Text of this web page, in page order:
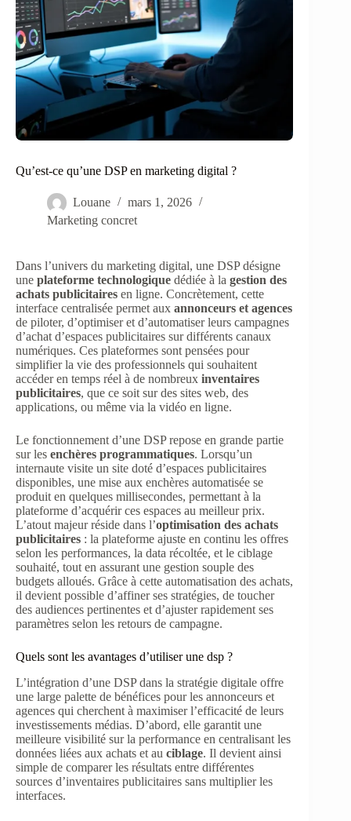
Qu’est-ce qu’une DSP en marketing digital ?
Louane
mars 1, 2026
Marketing concret
Dans l’univers du marketing digital, une DSP désigne
une plateforme technologique dédiée à la gestion des
achats publicitaires en ligne. Concrètement, cette
interface centralisée permet aux annonceurs et agences
de piloter, d’optimiser et d’automatiser leurs campagnes
d’achat d’espaces publicitaires sur différents canaux
numériques. Ces plateformes sont pensées pour
simplifier la vie des professionnels qui souhaitent
accéder en temps réel à de nombreux inventaires
publicitaires, que ce soit sur des sites web, des
applications, ou même via la vidéo en ligne.
Le fonctionnement d’une DSP repose en grande partie
sur les enchères programmatiques. Lorsqu’un
internaute visite un site doté d’espaces publicitaires
disponibles, une mise aux enchères automatisée se
produit en quelques millisecondes, permettant à la
plateforme d’acquérir ces espaces au meilleur prix.
L’atout majeur réside dans l’optimisation des achats
publicitaires : la plateforme ajuste en continu les offres
selon les performances, la data récoltée, et le ciblage
souhaité, tout en assurant une gestion souple des
budgets alloués. Grâce à cette automatisation des achats,
il devient possible d’affiner ses stratégies, de toucher
des audiences pertinentes et d’ajuster rapidement ses
paramètres selon les retours de campagne.
Quels sont les avantages d’utiliser une dsp ?
L’intégration d’une DSP dans la stratégie digitale offre
une large palette de bénéfices pour les annonceurs et
agences qui cherchent à maximiser l’efficacité de leurs
investissements médias. D’abord, elle garantit une
meilleure visibilité sur la performance en centralisant les
données liées aux achats et au ciblage. Il devient ainsi
simple de comparer les résultats entre différentes
sources d’inventaires publicitaires sans multiplier les
interfaces.